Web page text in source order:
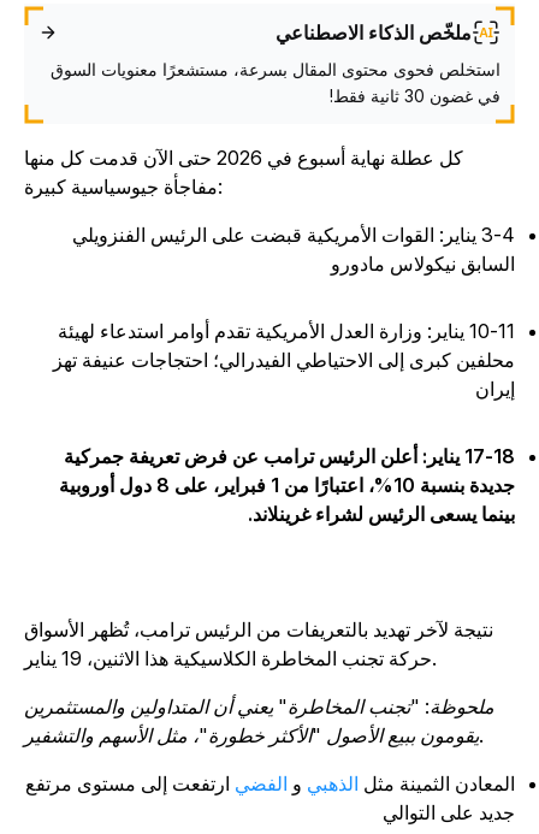
ملخّص الذكاء الاصطناعي
استخلص فحوى محتوى المقال بسرعة، مستشعرًا معنويات السوق
في غضون 30 ثانية فقط!
كل عطلة نهاية أسبوع في 2026 حتى الآن قدمت كل منها
3-4 يناير: القوات الأمريكية قبضت على الرئيس الفنزويلي
نيكولاس مادورو
10-11 يناير: وزارة العدل الأمريكية تقدم أوامر استدعاء لهيئة
كبرى إلى الاحتياطي الفيدرالي؛ احتجاجات عنيفة تهز
17-18 يناير: أعلن الرئيس ترامب عن فرض تعريفة جمركية
جديدة بنسبة 10%، اعتبارًا من 1 فبراير، على 8 دول أوروبية
يسعى الرئيس لشراء غرينلاند.
نتيجة لآخر تهديد بالتعريفات من الرئيس ترامب، تُظهر الأسواق
ملحوظة: "تجنب المخاطرة" يعني أن المتداولين والمستثمرين
الثمينة مثلالذهبيو الفضيارتفعت إلى مستوى مرتفع
على التوالي